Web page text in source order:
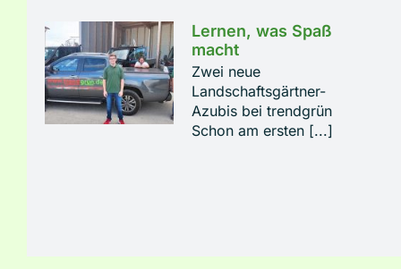
Lernen, was Spaß
macht
Zwei neue
Landschaftsgärtner-
Azubis bei trendgrün
Schon am ersten [...]